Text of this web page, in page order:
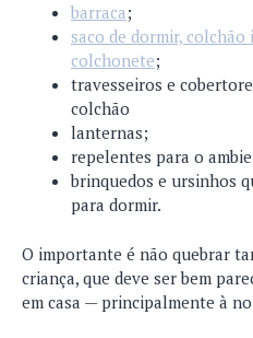
barraca;
saco de dormir,
colchonete;
travesseiros e
colchão
lanternas;
repelentes para o
brinquedos e ursinhos
para dormir.
O importante é não quebrar
criança, que deve ser bem
em casa — principalmente à